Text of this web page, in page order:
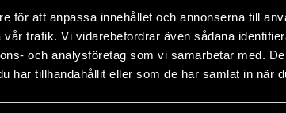
för att anpassa innehållet och annonserna till
trafik. Vi vidarebefordrar även sådana
och analysföretag som vi samarbetar med.
har tillhandahållit eller som de har samlat in när